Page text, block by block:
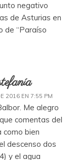
negativo
de Asturias en
de “Paraíso
2016 EN 7:55 PM
Me alegro
comentas del
como bien
descenso dos
y el agua